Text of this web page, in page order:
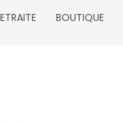
BOUTIQUE